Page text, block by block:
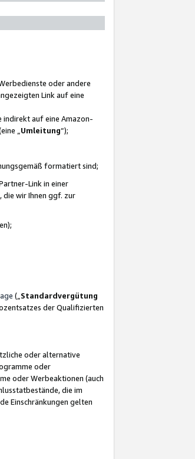
oder andere
Link auf eine
indirekt auf eine Amazon-
„ Umleitung“);
formatiert sind;
Link in einer
die wir Ihnen ggf. zur
(„ Standardvergütung
der Qualifizierten
oder alternative
oder
oder Werbeaktionen (auch
die im
Einschränkungen gelten